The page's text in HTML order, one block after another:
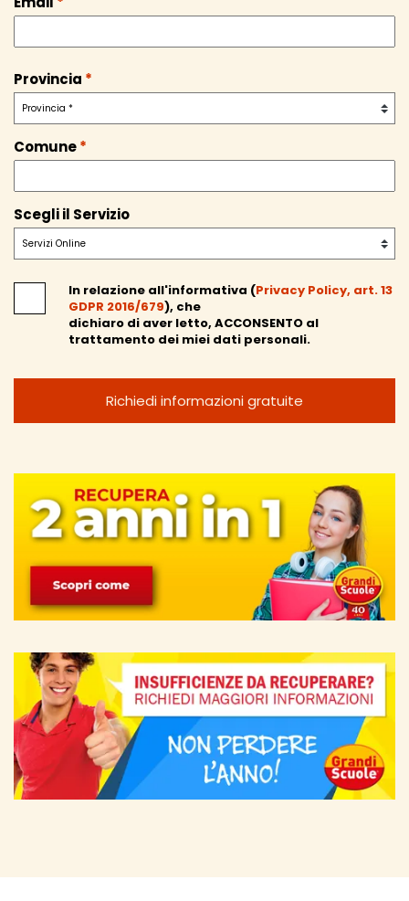
Provincia *
Comune*
Scegli il Servizio
In relazione all'informativa (Privacy Policy, art. 13
GDPR 2016/679), che
dichiaro di aver letto, ACCONSENTO al
trattamento dei miei dati personali.